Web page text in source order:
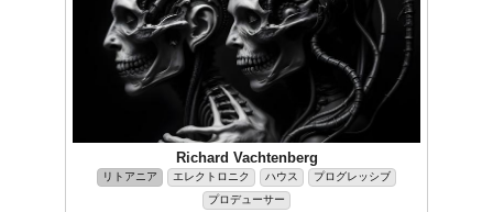
Richard Vachtenberg
リトアニア エレクトロニク ハウス
プログレッシブ
プロデューサー